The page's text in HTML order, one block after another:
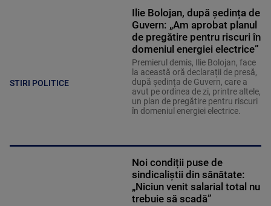
STIRI POLITICE
Ilie Bolojan, după ședința de
Guvern: „Am aprobat planul
de pregătire pentru riscuri în
domeniul energiei electrice”
Premierul demis, Ilie Bolojan, face
la această oră declarații de presă,
după ședința de Guvern, care a
avut pe ordinea de zi, printre altele,
un plan de pregătire pentru riscuri
în domeniul energiei electrice.
Noi condiții puse de
sindicaliștii din sănătate:
„Niciun venit salarial total nu
trebuie să scadă”